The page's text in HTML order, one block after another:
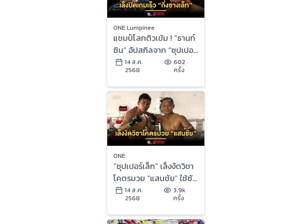
ONE Lumpinee
แชมป์โลกติวเข้ม ! “ธานท์
ซิน” อัปสกิลจาก “ซุปเปอร์
เล็ก” เล็งปิดเกมเร็ว “กิ่ง
ซางเล็ก”
14 ส.ค.
2568
602
ครั้ง
ONE
“ซุปเปอร์เล็ก” เล็งงัดวิชา
โคตรมวย “แสนชัย” ใช้ซัด
“ยูกิ” ในศึก ONE 173
14 ส.ค.
2568
3.9k
ครั้ง